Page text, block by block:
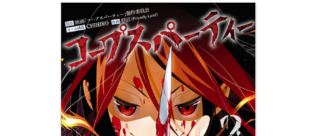
会社情報 採用情報